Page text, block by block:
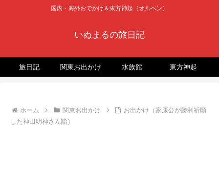
国内・海外おでかけ＆東方神起（オルペン）
いぬまるの旅日記
旅日記 関東お出かけ 水族館 東方神起
ホーム 関東お出かけ
お出かけ（家康公が勝利祈願
した神田明神さん詣）